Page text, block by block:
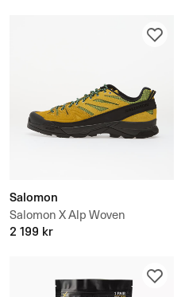
Salomon
Salomon X Alp Woven
2 199 kr